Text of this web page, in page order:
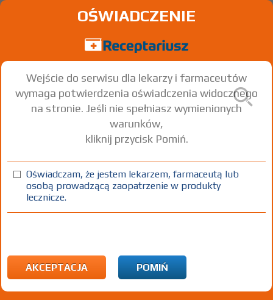
Znaleziono wyników:
S01 Leki oftalmologiczne
S01B Leki przeciwzapalne
OŚWIADCZENIE
Wejście do serwisu dla lekarzy i farmaceutów
wymaga potwierdzenia oświadczenia widocznego
na stronie. Jeśli nie spełniasz wymienionych
warunków,
kliknij przycisk Pomiń.
Oświadczam, że jestem lekarzem, farmaceutą lub
osobą prowadzącą zaopatrzenie w produkty
lecznicze.
AKCEPTACJA POMIŃ